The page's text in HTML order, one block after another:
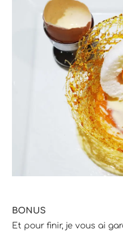
BONUS
Et pour finir, je vous ai